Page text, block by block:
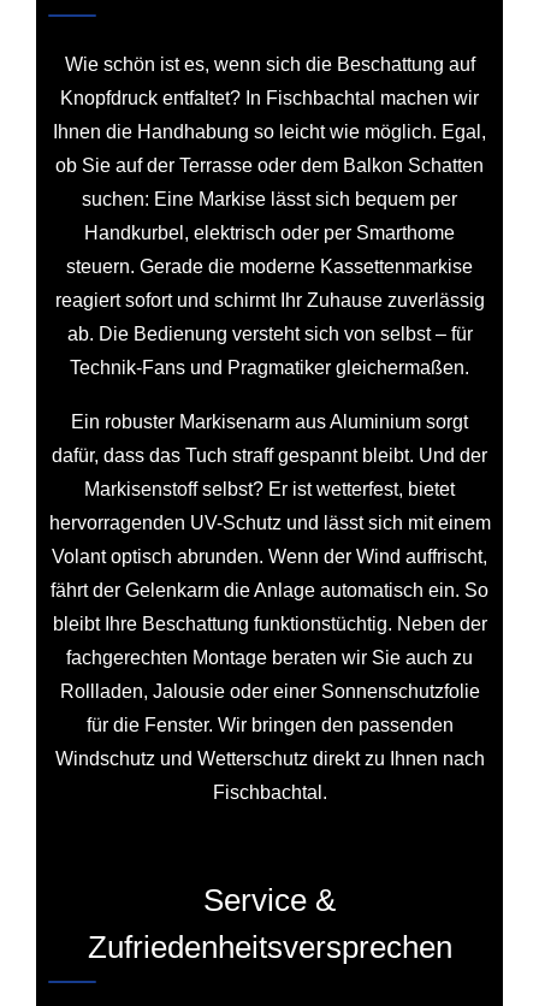
Wie schön ist es, wenn sich die Beschattung auf
Knopfdruck entfaltet? In Fischbachtal machen wir
Ihnen die Handhabung so leicht wie möglich. Egal,
ob Sie auf der Terrasse oder dem Balkon Schatten
suchen: Eine Markise lässt sich bequem per
Handkurbel, elektrisch oder per Smarthome
steuern. Gerade die moderne Kassettenmarkise
reagiert sofort und schirmt Ihr Zuhause zuverlässig
ab. Die Bedienung versteht sich von selbst – für
Technik-Fans und Pragmatiker gleichermaßen.
Ein robuster Markisenarm aus Aluminium sorgt
dafür, dass das Tuch straff gespannt bleibt. Und der
Markisenstoff selbst? Er ist wetterfest, bietet
hervorragenden UV-Schutz und lässt sich mit einem
Volant optisch abrunden. Wenn der Wind auffrischt,
fährt der Gelenkarm die Anlage automatisch ein. So
bleibt Ihre Beschattung funktionstüchtig. Neben der
fachgerechten Montage beraten wir Sie auch zu
Rollladen, Jalousie oder einer Sonnenschutzfolie
für die Fenster. Wir bringen den passenden
Windschutz und Wetterschutz direkt zu Ihnen nach
Fischbachtal.
Service &
Zufriedenheitsversprechen